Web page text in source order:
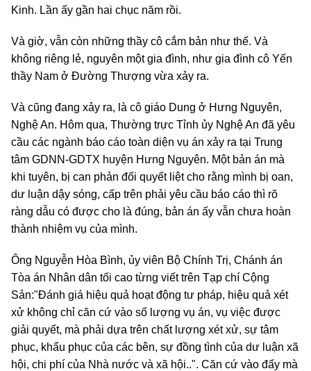
Kinh. Lần ấy gần hai chục năm rồi.
Và giờ, vẫn còn những thầy cô cắm bản như thế. Và
không riêng lẻ, nguyên một gia đình, như gia đình cô Yến
thầy Nam ở Đường Thượng vừa xảy ra.
Và cũng đang xảy ra, là cô giáo Dung ở Hưng Nguyên,
Nghệ An. Hôm qua, Thường trực Tỉnh ủy Nghệ An đã yêu
cầu các ngành báo cáo toàn diện vụ án xảy ra tại Trung
tâm GDNN-GDTX huyện Hưng Nguyên. Một bản án mà
khi tuyên, bị can phản đối quyết liệt cho rằng mình bị oan,
dư luận dậy sóng, cấp trên phải yêu cầu báo cáo thì rõ
ràng dẫu có được cho là đúng, bản án ấy vẫn chưa hoàn
thành nhiệm vụ của mình.
Ông Nguyễn Hòa Bình, ủy viên Bộ Chính Trị, Chánh án
Tòa án Nhân dân tối cao từng viết trên Tạp chí Cộng
Sản:"Đánh giá hiệu quả hoạt động tư pháp, hiệu quả xét
xử không chỉ căn cứ vào số lượng vụ án, vụ việc được
giải quyết, mà phải dựa trên chất lượng xét xử, sự tâm
phục, khẩu phục của các bên, sự đồng tình của dư luận xã
hội, chi phí của Nhà nước và xã hội..". Căn cứ vào đấy mà